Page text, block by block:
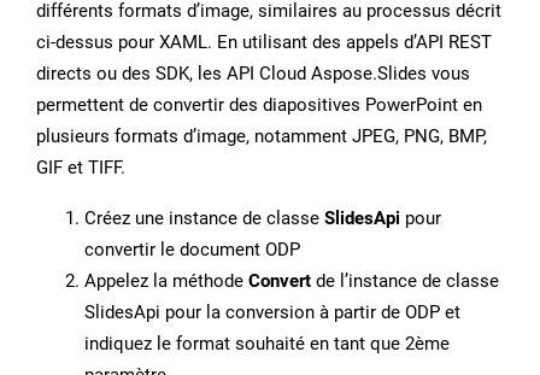
différents formats d’image, similaires au processus décrit
ci-dessus pour XAML. En utilisant des appels d’API REST
directs ou des SDK, les API Cloud Aspose.Slides vous
permettent de convertir des diapositives PowerPoint en
plusieurs formats d’image, notamment JPEG, PNG, BMP,
GIF et TIFF.
Créez une instance de classe SlidesApi pour
convertir le document ODP
Appelez la méthode Convert de l’instance de classe
SlidesApi pour la conversion à partir de ODP et
indiquez le format souhaité en tant que 2ème